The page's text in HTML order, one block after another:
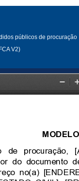
públicos de procuração
V2)